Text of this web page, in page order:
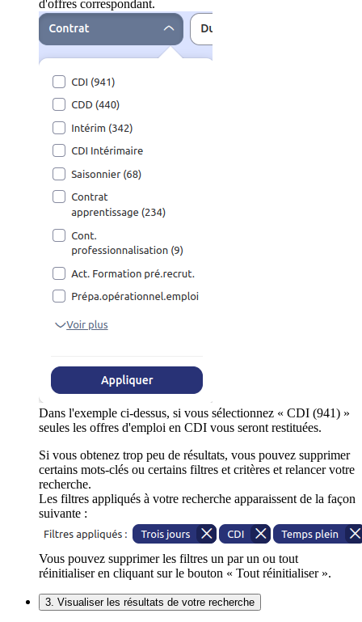
d'offres correspondant.
Dans l'exemple ci-dessus, si vous sélectionnez « CDI (941) »
seules les offres d'emploi en CDI vous seront restituées.
Si vous obtenez trop peu de résultats, vous pouvez supprimer
certains mots-clés ou certains filtres et critères et relancer votre
recherche.
Les filtres appliqués à votre recherche apparaissent de la façon
suivante :
Vous pouvez supprimer les filtres un par un ou tout
réinitialiser en cliquant sur le bouton « Tout réinitialiser ».
3. Visualiser les résultats de votre recherche